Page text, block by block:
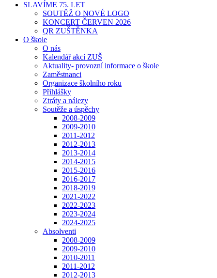
SLAVÍME 75. LET
SOUTĚŽ O NOVÉ LOGO
KONCERT ČERVEN 2026
QR ZUŠTĚNKA
O škole
O nás
Kalendář akcí ZUŠ
Aktuality- provozní informace o škole
Zaměstnanci
Organizace školního roku
Přihlášky
Ztráty a nálezy
Soutěže a úspěchy
2008-2009
2009-2010
2011-2012
2012-2013
2013-2014
2014-2015
2015-2016
2016-2017
2018-2019
2021-2022
2022-2023
2023-2024
2024-2025
Absolventi
2008-2009
2009-2010
2010-2011
2011-2012
2012-2013